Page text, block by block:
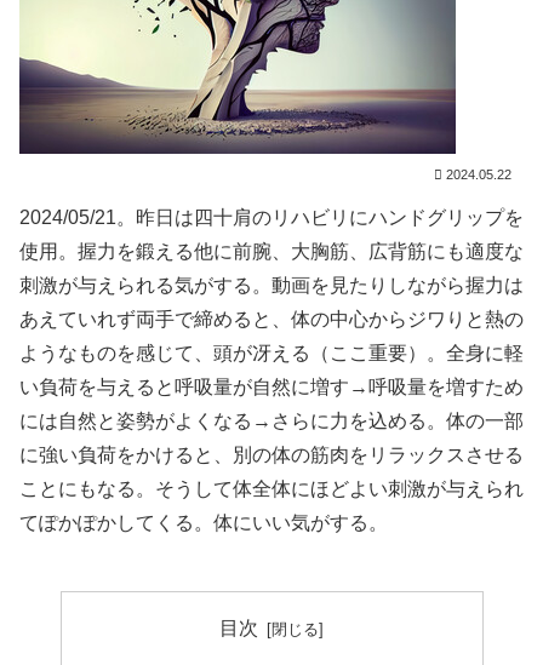
2024.05.22
2024/05/21。昨日は四十肩のリハビリにハンドグリップを
使用。握力を鍛える他に前腕、大胸筋、広背筋にも適度な
刺激が与えられる気がする。動画を見たりしながら握力は
あえていれず両手で締めると、体の中心からジワりと熱の
ようなものを感じて、頭が冴える（ここ重要）。全身に軽
い負荷を与えると呼吸量が自然に増す→呼吸量を増すため
には自然と姿勢がよくなる→さらに力を込める。体の一部
に強い負荷をかけると、別の体の筋肉をリラックスさせる
ことにもなる。そうして体全体にほどよい刺激が与えられ
てぽかぽかしてくる。体にいい気がする。
目次